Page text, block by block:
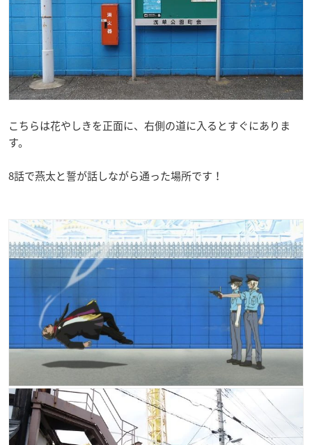
こちらは花やしきを正面に、右側の道に入るとすぐにありま
す。
8話で燕太と誓が話しながら通った場所です！